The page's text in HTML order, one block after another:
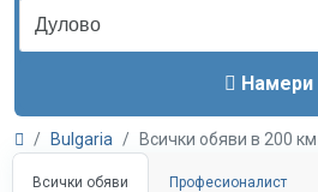
Намери
Bulgaria Всички обяви в 200
Всички обяви Професионалист